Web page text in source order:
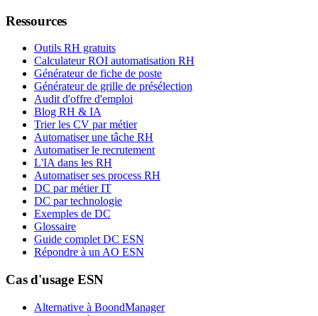
Ressources
Outils RH gratuits
Calculateur ROI automatisation RH
Générateur de fiche de poste
Générateur de grille de présélection
Audit d'offre d'emploi
Blog RH & IA
Trier les CV par métier
Automatiser une tâche RH
Automatiser le recrutement
L'IA dans les RH
Automatiser ses process RH
DC par métier IT
DC par technologie
Exemples de DC
Glossaire
Guide complet DC ESN
Répondre à un AO ESN
Cas d'usage ESN
Alternative à BoondManager